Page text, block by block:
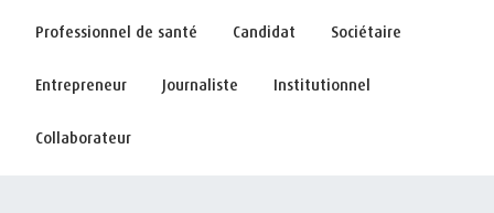
Professionnel de santé Candidat Sociétaire
Entrepreneur Journaliste Institutionnel
Collaborateur